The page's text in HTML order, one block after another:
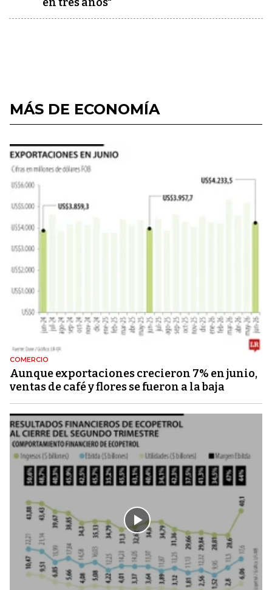
MÁS DE ECONOMÍA
COMERCIO
Aunque exportaciones crecieron 7% en junio,
ventas de café y flores se fueron a la baja